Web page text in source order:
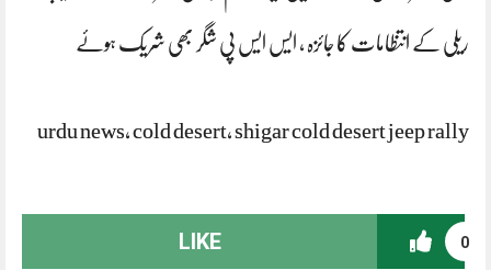
ریلی کے انتظامات کا جائزہ ، ایس ایس پی شگر بھی شریک ہوئے
urdu news, cold desert, shigar cold desert jeep rally
0
LIKE